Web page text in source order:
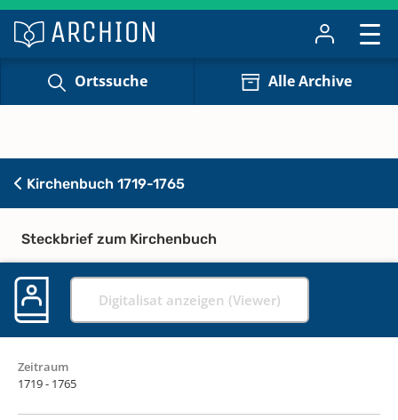
Ortssuche Alle Archive
Kirchenbuch 1719-1765
Steckbrief zum Kirchenbuch
Digitalisat anzeigen (Viewer)
Zeitraum
1719 - 1765